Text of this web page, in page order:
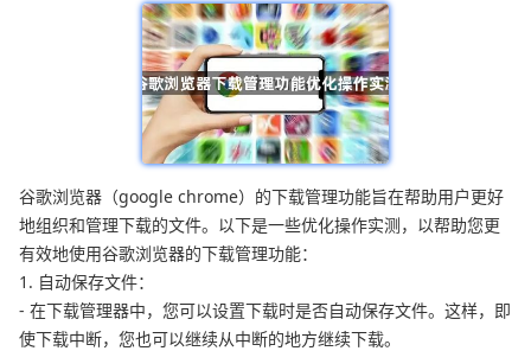
谷歌浏览器（google chrome）的下载管理功能旨在帮助用户更好
地组织和管理下载的文件。以下是一些优化操作实测，以帮助您更
有效地使用谷歌浏览器的下载管理功能：
1. 自动保存文件：
- 在下载管理器中，您可以设置下载时是否自动保存文件。这样，即
使下载中断，您也可以继续从中断的地方继续下载。